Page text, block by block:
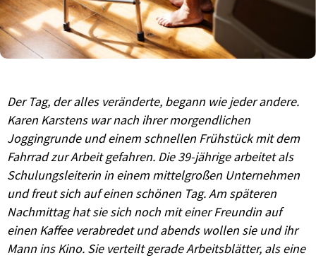
Der Tag, der alles veränderte, begann wie jeder andere.
Karen Karstens war nach ihrer morgendlichen
Joggingrunde und einem schnellen Frühstück mit dem
Fahrrad zur Arbeit gefahren. Die 39-jährige arbeitet als
Schulungsleiterin in einem mittelgroßen Unternehmen
und freut sich auf einen schönen Tag. Am späteren
Nachmittag hat sie sich noch mit einer Freundin auf
einen Kaffee verabredet und abends wollen sie und ihr
Mann ins Kino. Sie verteilt gerade Arbeitsblätter, als eine